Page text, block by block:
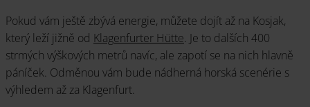
Pokud vám ještě zbývá energie, můžete dojít až na Kosjak,
který leží jižně od Klagenfurter Hütte. Je to dalších 400
strmých výškových metrů navíc, ale zapotí se na nich hlavně
páníček. Odměnou vám bude nádherná horská scenérie s
výhledem až za Klagenfurt.